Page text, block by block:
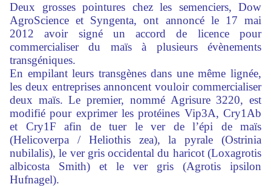
Deux grosses pointures chez les semenciers, Dow
AgroScience et Syngenta, ont annoncé le 17 mai
2012 avoir signé un accord de licence pour
commercialiser du maïs à plusieurs évènements
transgéniques.
En empilant leurs transgènes dans une même lignée,
les deux entreprises annoncent vouloir commercialiser
deux maïs. Le premier, nommé Agrisure 3220, est
modifié pour exprimer les protéines Vip3A, Cry1Ab
et Cry1F afin de tuer le ver de l’épi de maïs
(Helicoverpa / Heliothis zea), la pyrale (Ostrinia
nubilalis), le ver gris occidental du haricot (Loxagrotis
albicosta Smith) et le ver gris (Agrotis ipsilon
Hufnagel).